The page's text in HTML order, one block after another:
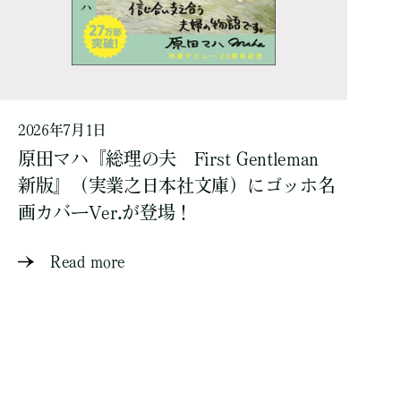
2026年7月1日
原田マハ『総理の夫 First Gentleman
新版』（実業之日本社文庫）にゴッホ名
画カバーVer.が登場！
Read more